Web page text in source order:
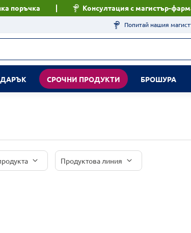
поръчка Консултация с магистър-
Попитай нашия
СРОЧНИ ПРОДУКТИ БРОШУРА
Продуктова линия